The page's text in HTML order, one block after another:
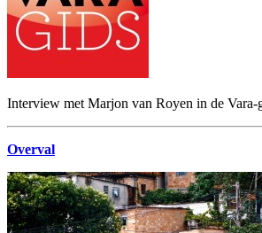
Interview met Marjon van Royen in de Vara-
Overval